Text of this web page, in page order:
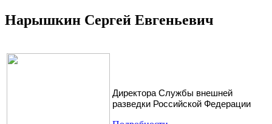
Нарышкин Сергей Евгеньевич
Директора Службы внешней
разведки Российской Федерации